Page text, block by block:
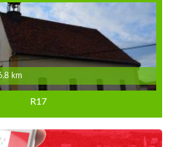
km
R17